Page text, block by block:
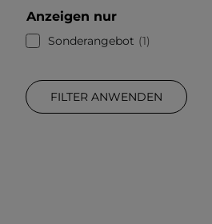
Anzeigen nur
Sonderangebot 1
FILTER ANWENDEN